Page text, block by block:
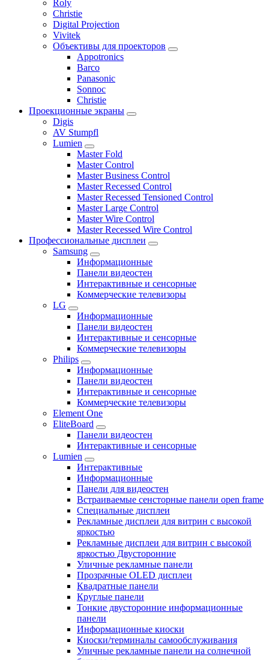
Roly
Christie
Digital Projection
Vivitek
Объективы для проекторов
Appotronics
Barco
Panasonic
Sonnoc
Сhristie
Проекционные экраны
Digis
AV Stumpfl
Lumien
Master Fold
Master Control
Master Business Control
Master Recessed Control
Master Recessed Tensioned Control
Master Large Control
Master Wire Control
Master Recessed Wire Control
Профессиональные дисплеи
Samsung
Информационные
Панели видеостен
Интерактивные и сенсорные
Коммерческие телевизоры
LG
Информационные
Панели видеостен
Интерактивные и сенсорные
Коммерческие телевизоры
Philips
Информационные
Панели видеостен
Интерактивные и сенсорные
Коммерческие телевизоры
Element One
EliteBoard
Панели видеостен
Интерактивные и сенсорные
Lumien
Интерактивные
Информационные
Панели для видеостен
Встраиваемые сенсторные панели open frame
Специальные дисплеи
Рекламные дисплеи для витрин с высокой
яркостью
Рекламные дисплеи для витрин с высокой
яркостью Двусторонние
Уличные рекламные панели
Прозрачные OLED дисплеи
Квадратные панели
Круглые панели
Тонкие двусторонние информационные
панели
Информационные киоски
Киоски/терминалы самообслуживания
Уличные рекламные панели на солнечной